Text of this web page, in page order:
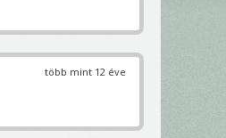
több mint 12 éve